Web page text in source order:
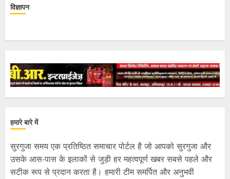
विज्ञापन
हमारे बारे में
सुरगुजा समय एक प्रतिष्ठित समाचार पोर्टल है जो आपको सुरगुजा और
उसके आस-पास के इलाकों से जुड़ी हर महत्वपूर्ण खबर सबसे पहले और
सटीक रूप से प्रदान करता है। हमारी टीम समर्पित और अनुभवी